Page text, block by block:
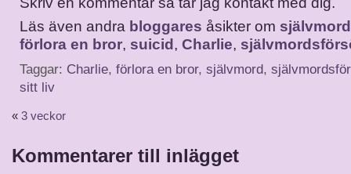
Läs även andra bloggares åsikter om självmord
förlora en bror, suicid , Charlie,
Taggar: Charlie, förlora en bror, självmord,
sitt liv
« 3 veckor
Kommentarer till inlägget